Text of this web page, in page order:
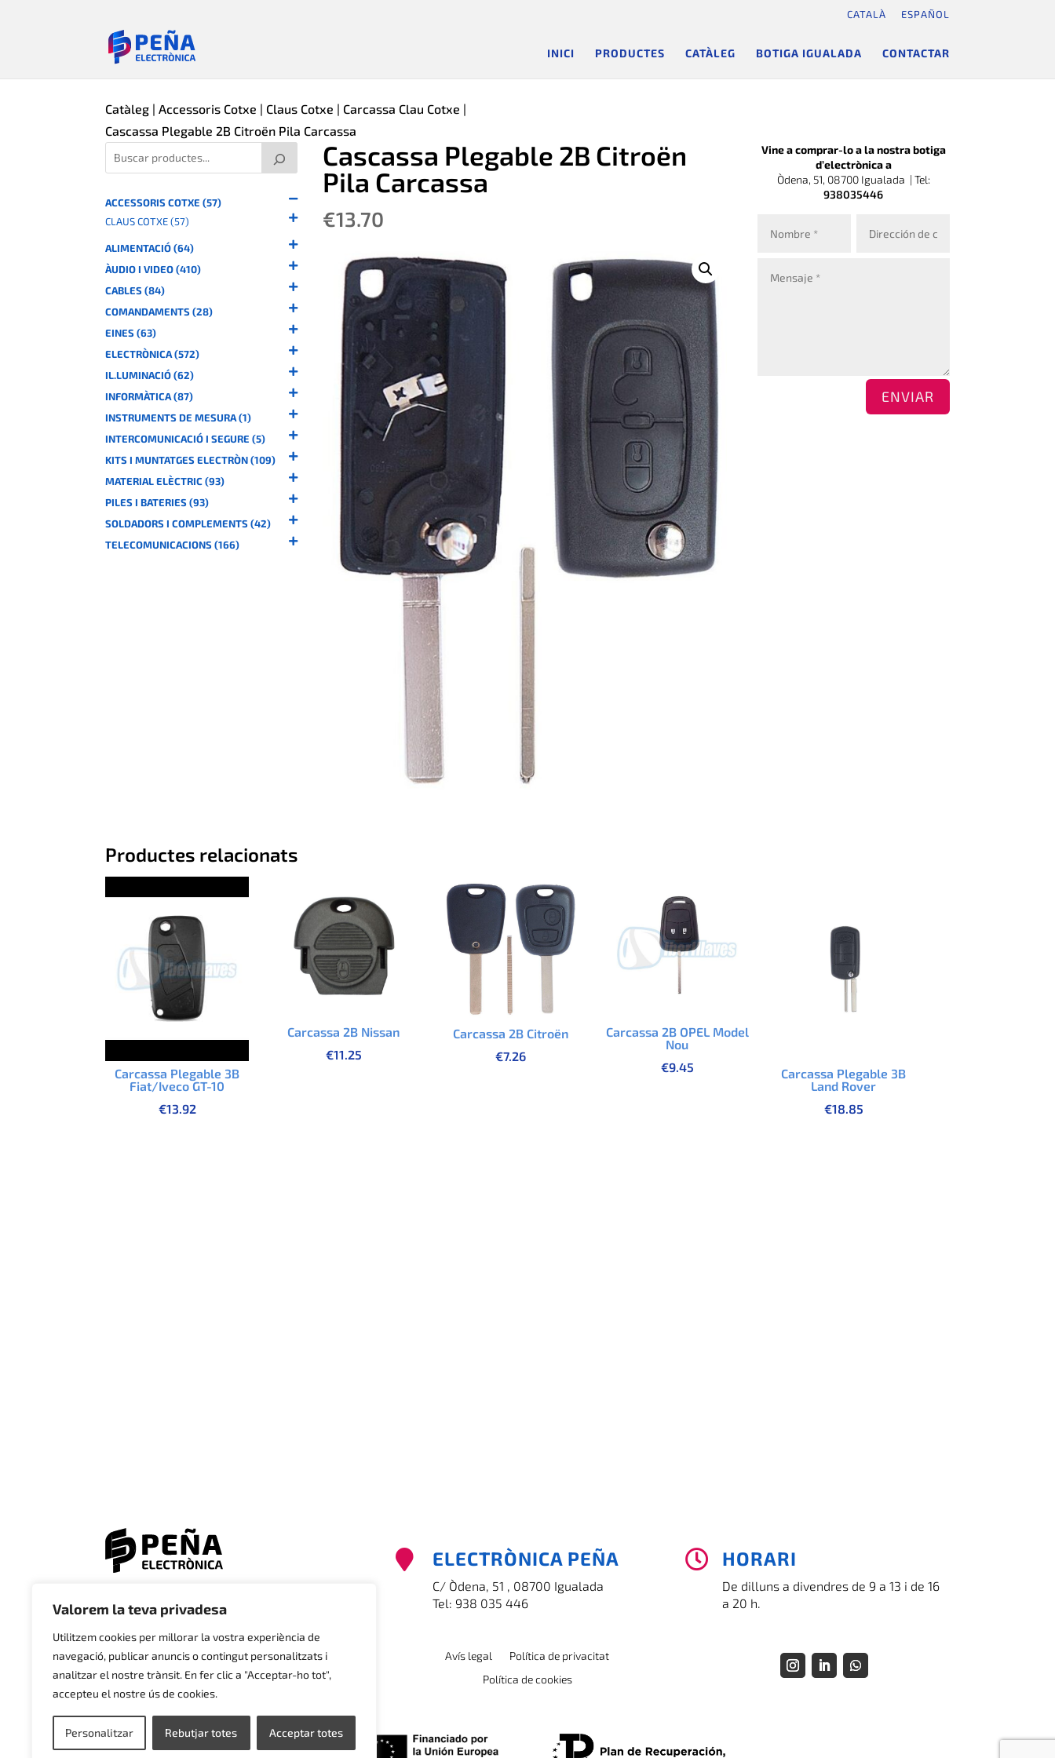
Valorem la teva privadesa
Utilitzem cookies per millorar la vostra experiència de
navegació, publicar anuncis o contingut personalitzats i
analitzar el nostre trànsit. En fer clic a "Acceptar-ho tot",
accepteu el nostre ús de cookies.
Personalitzar Rebutjar totes Acceptar totes
CATALÀ ESPAÑOL
INICI PRODUCTES CATÀLEG BOTIGA IGUALADA CONTACTAR
Catàleg | Accessoris Cotxe | Claus Cotxe | Carcassa Clau Cotxe |
Cascassa Plegable 2B Citroën Pila Carcassa
ACCESSORIS COTXE (57)
CLAUS COTXE (57)
ALIMENTACIÓ (64)
ÀUDIO I VIDEO (410)
CABLES (84)
COMANDAMENTS (28)
EINES (63)
ELECTRÒNICA (572)
IL.LUMINACIÓ (62)
INFORMÀTICA (87)
INSTRUMENTS DE MESURA (1)
INTERCOMUNICACIÓ I SEGURE (5)
KITS I MUNTATGES ELECTRÒN (109)
MATERIAL ELÈCTRIC (93)
PILES I BATERIES (93)
SOLDADORS I COMPLEMENTS (42)
TELECOMUNICACIONS (166)
Cascassa Plegable 2B Citroën
Pila Carcassa
€13.70
Vine a comprar-lo a la nostra botiga
d’electrònica a
Òdena, 51, 08700 Igualada | Tel:
938035446
ENVIAR
Productes relacionats
Carcassa Plegable 3B
Fiat/Iveco GT-10
€13.92
Carcassa 2B Nissan
€11.25
Carcassa 2B Citroën
€7.26
Carcassa 2B OPEL Model
Nou
€9.45
Carcassa Plegable 3B
Land Rover
€18.85
 ELECTRÒNICA PEÑA
C/ Òdena, 51 , 08700 Igualada
Tel: 938 035 446
 HORARI
De dilluns a divendres de 9 a 13 i de 16
a 20 h.
Avís legal
Política de privacitat
Política de cookies